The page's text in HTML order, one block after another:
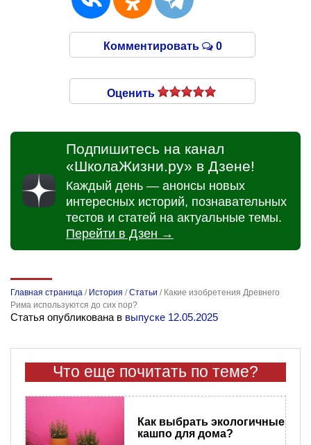
Комментировать 0
Оценить
Подпишитесь на канал
«ШколаЖизни.ру» в Дзене!
Каждый день — анонсы новых
интересных историй, познавательных
тестов и статей на актуальные темы.
Перейти в Дзен →
Главная страница / История /Статьи / Какие изобретения Древнего
Рима используются до сих пор?
Статья опубликована в выпуске 12.05.2025
Что еще почитать по теме?
Как выбрать экологичные
кашпо для дома?